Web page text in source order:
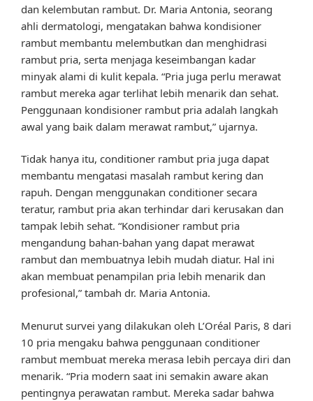
dan kelembutan rambut. Dr. Maria Antonia, seorang
ahli dermatologi, mengatakan bahwa kondisioner
rambut membantu melembutkan dan menghidrasi
rambut pria, serta menjaga keseimbangan kadar
minyak alami di kulit kepala. “Pria juga perlu merawat
rambut mereka agar terlihat lebih menarik dan sehat.
Penggunaan kondisioner rambut pria adalah langkah
awal yang baik dalam merawat rambut,” ujarnya.
Tidak hanya itu, conditioner rambut pria juga dapat
membantu mengatasi masalah rambut kering dan
rapuh. Dengan menggunakan conditioner secara
teratur, rambut pria akan terhindar dari kerusakan dan
tampak lebih sehat. “Kondisioner rambut pria
mengandung bahan-bahan yang dapat merawat
rambut dan membuatnya lebih mudah diatur. Hal ini
akan membuat penampilan pria lebih menarik dan
profesional,” tambah dr. Maria Antonia.
Menurut survei yang dilakukan oleh L’Oréal Paris, 8 dari
10 pria mengaku bahwa penggunaan conditioner
rambut membuat mereka merasa lebih percaya diri dan
menarik. “Pria modern saat ini semakin aware akan
pentingnya perawatan rambut. Mereka sadar bahwa